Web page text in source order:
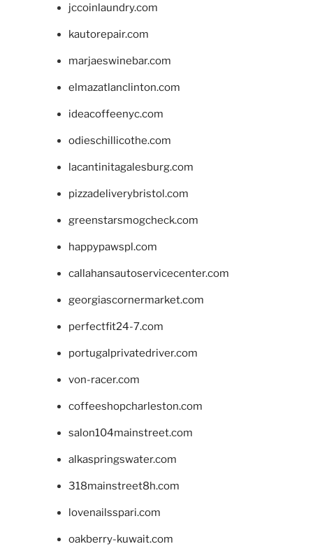
jccoinlaundry.com
kautorepair.com
marjaeswinebar.com
elmazatlanclinton.com
ideacoffeenyc.com
odieschillicothe.com
lacantinitagalesburg.com
pizzadeliverybristol.com
greenstarsmogcheck.com
happypawspl.com
callahansautoservicecenter.com
georgiascornermarket.com
perfectfit24-7.com
portugalprivatedriver.com
von-racer.com
coffeeshopcharleston.com
salon104mainstreet.com
alkaspringswater.com
318mainstreet8h.com
lovenailsspari.com
oakberry-kuwait.com